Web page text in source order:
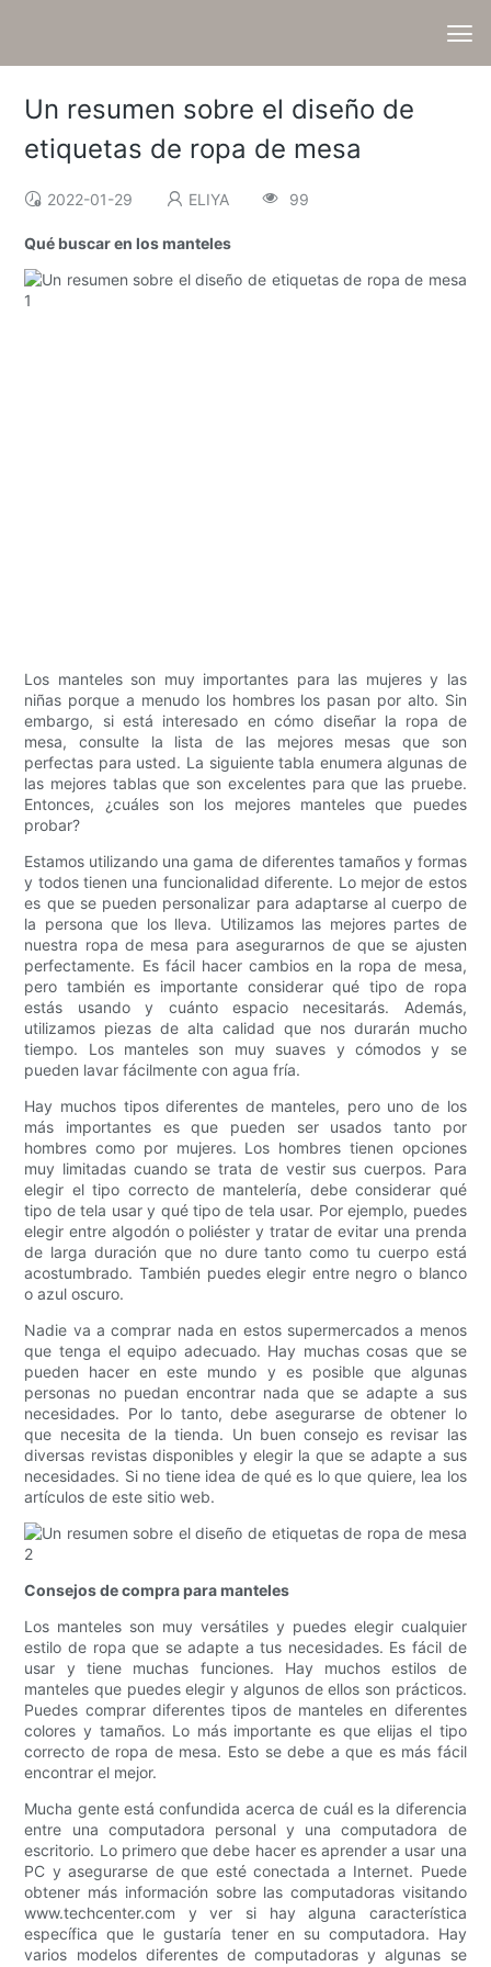
Un resumen sobre el diseño de
etiquetas de ropa de mesa
2022-01-29 ELIYA 99
Qué buscar en los manteles
Los manteles son muy importantes para las mujeres y las
niñas porque a menudo los hombres los pasan por alto. Sin
embargo, si está interesado en cómo diseñar la ropa de
mesa, consulte la lista de las mejores mesas que son
perfectas para usted. La siguiente tabla enumera algunas de
las mejores tablas que son excelentes para que las pruebe.
Entonces, ¿cuáles son los mejores manteles que puedes
probar?
Estamos utilizando una gama de diferentes tamaños y formas
y todos tienen una funcionalidad diferente. Lo mejor de estos
es que se pueden personalizar para adaptarse al cuerpo de
la persona que los lleva. Utilizamos las mejores partes de
nuestra ropa de mesa para asegurarnos de que se ajusten
perfectamente. Es fácil hacer cambios en la ropa de mesa,
pero también es importante considerar qué tipo de ropa
estás usando y cuánto espacio necesitarás. Además,
utilizamos piezas de alta calidad que nos durarán mucho
tiempo. Los manteles son muy suaves y cómodos y se
pueden lavar fácilmente con agua fría.
Hay muchos tipos diferentes de manteles, pero uno de los
más importantes es que pueden ser usados ​​tanto por
hombres como por mujeres. Los hombres tienen opciones
muy limitadas cuando se trata de vestir sus cuerpos. Para
elegir el tipo correcto de mantelería, debe considerar qué
tipo de tela usar y qué tipo de tela usar. Por ejemplo, puedes
elegir entre algodón o poliéster y tratar de evitar una prenda
de larga duración que no dure tanto como tu cuerpo está
acostumbrado. También puedes elegir entre negro o blanco
o azul oscuro.
Nadie va a comprar nada en estos supermercados a menos
que tenga el equipo adecuado. Hay muchas cosas que se
pueden hacer en este mundo y es posible que algunas
personas no puedan encontrar nada que se adapte a sus
necesidades. Por lo tanto, debe asegurarse de obtener lo
que necesita de la tienda. Un buen consejo es revisar las
diversas revistas disponibles y elegir la que se adapte a sus
necesidades. Si no tiene idea de qué es lo que quiere, lea los
artículos de este sitio web.
Consejos de compra para manteles
Los manteles son muy versátiles y puedes elegir cualquier
estilo de ropa que se adapte a tus necesidades. Es fácil de
usar y tiene muchas funciones. Hay muchos estilos de
manteles que puedes elegir y algunos de ellos son prácticos.
Puedes comprar diferentes tipos de manteles en diferentes
colores y tamaños. Lo más importante es que elijas el tipo
correcto de ropa de mesa. Esto se debe a que es más fácil
encontrar el mejor.
Mucha gente está confundida acerca de cuál es la diferencia
entre una computadora personal y una computadora de
escritorio. Lo primero que debe hacer es aprender a usar una
PC y asegurarse de que esté conectada a Internet. Puede
obtener más información sobre las computadoras visitando
www.techcenter.com y ver si hay alguna característica
específica que le gustaría tener en su computadora. Hay
varios modelos diferentes de computadoras y algunas se